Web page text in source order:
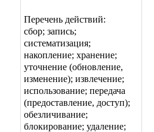
Перечень действий:
сбор; запись;
систематизация;
накопление; хранение;
уточнение (обновление,
изменение); извлечение;
использование; передача
(предоставление, доступ);
обезличивание;
блокирование; удаление;